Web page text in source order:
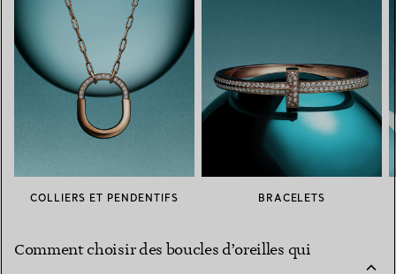
COLLIERS ET PENDENTIFS BRACELETS
Comment choisir des boucles d’oreilles qui